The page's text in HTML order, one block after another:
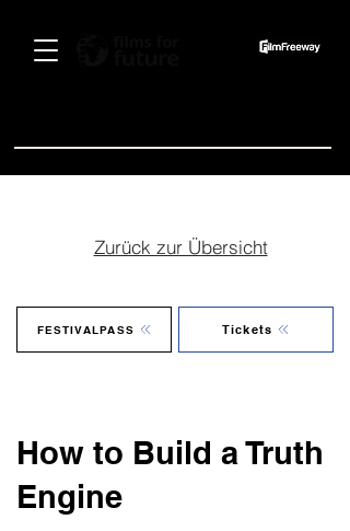
Zurück zur Übersicht
FESTIVALPASS Tickets
How to Build a Truth
Engine